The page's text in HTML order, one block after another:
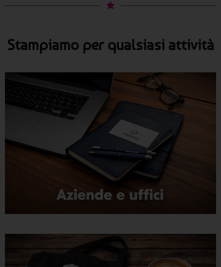
Stampiamo per qualsiasi attività